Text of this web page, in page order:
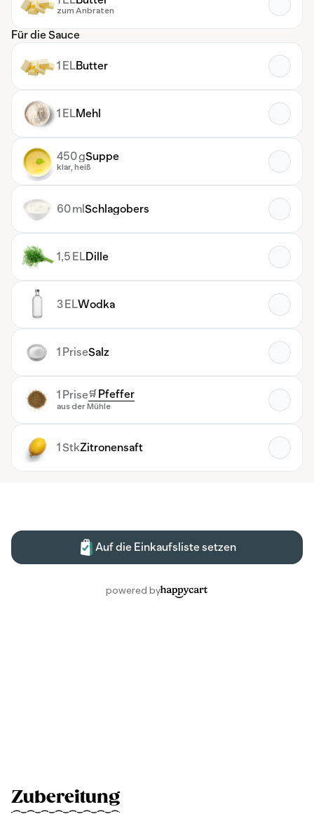
Zubereitung